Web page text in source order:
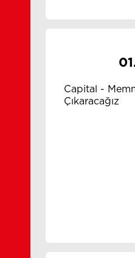
Capital -
Çıkaracağız